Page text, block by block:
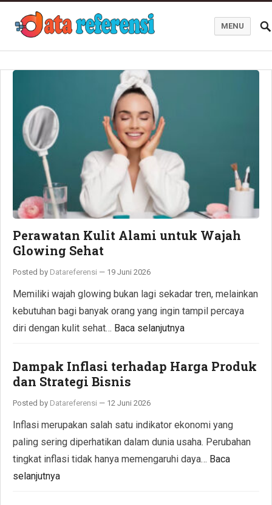
MENU
Perawatan Kulit Alami untuk Wajah
Glowing Sehat
Posted by Datareferensi — 19 Juni 2026
Memiliki wajah glowing bukan lagi sekadar tren, melainkan
kebutuhan bagi banyak orang yang ingin tampil percaya
diri dengan kulit sehat… Baca selanjutnya
Dampak Inflasi terhadap Harga Produk
dan Strategi Bisnis
Posted by Datareferensi — 12 Juni 2026
Inflasi merupakan salah satu indikator ekonomi yang
paling sering diperhatikan dalam dunia usaha. Perubahan
tingkat inflasi tidak hanya memengaruhi daya… Baca
selanjutnya